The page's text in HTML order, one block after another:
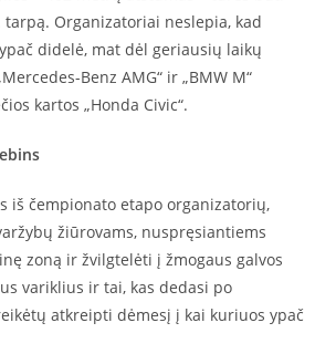
tarpą. Organizatoriai neslepia, kad
didelė, mat dėl geriausių laikų
Benz AMG“ ir „BMW M“
kartos „Honda Civic“.
iš čempionato etapo organizatorių,
žiūrovams, nuspręsiantiems
zoną ir žvilgtelėti į žmogaus galvos
variklius ir tai, kas dedasi po
atkreipti dėmesį į kai kuriuos ypač